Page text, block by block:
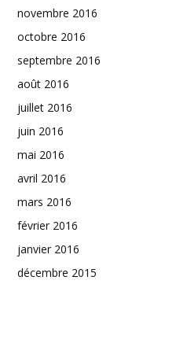
novembre 2016
octobre 2016
septembre 2016
août 2016
juillet 2016
juin 2016
mai 2016
avril 2016
mars 2016
février 2016
janvier 2016
décembre 2015